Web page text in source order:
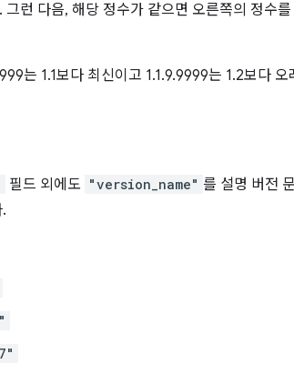
런 다음, 해당 정수가 같으면 오른쪽의 정수
는 1.1보다 최신이고 1.1.9.9999는 1.2보다 오
필드 외에도 "version_name" 를 설명 버전